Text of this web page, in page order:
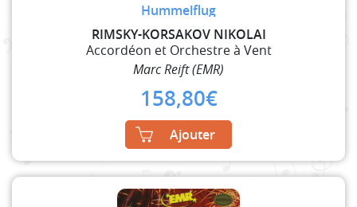
Hummelflug
RIMSKY-KORSAKOV NIKOLAI
Accordéon et Orchestre à Vent
Marc Reift (EMR)
158,80€
Ajouter